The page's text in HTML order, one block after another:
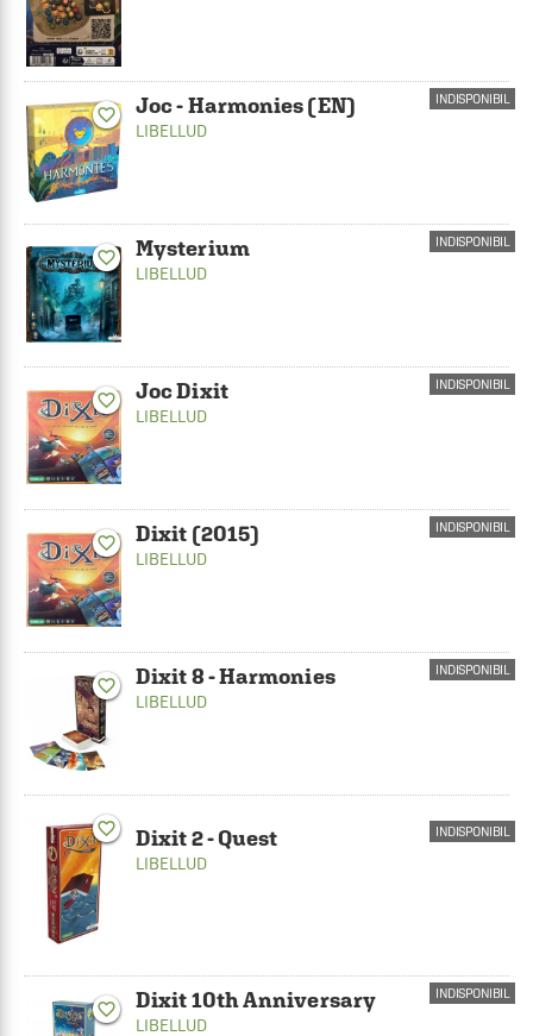
favorite_border Joc - Harmonies (EN)
LIBELLUD
INDISPONIBIL
favorite_border Mysterium
LIBELLUD
INDISPONIBIL
favorite_border Joc Dixit
LIBELLUD
INDISPONIBIL
favorite_border Dixit (2015)
LIBELLUD
INDISPONIBIL
favorite_border Dixit 8 - Harmonies
LIBELLUD
INDISPONIBIL
favorite_border Dixit 2 - Quest
LIBELLUD
INDISPONIBIL
favorite_border Dixit 10th Anniversary
LIBELLUD
INDISPONIBIL